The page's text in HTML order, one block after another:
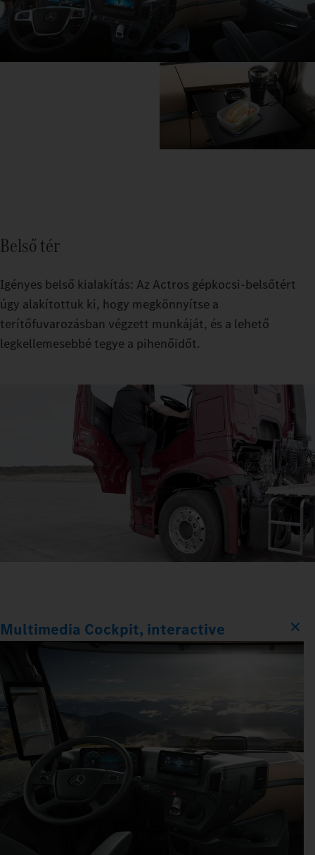
Belső tér
Igényes belső kialakítás: Az Actros gépkocsi-belsőtért
úgy alakítottuk ki, hogy megkönnyítse a
terítőfuvarozásban végzett munkáját, és a lehető
legkellemesebbé tegye a pihenőidőt.
Multimedia Cockpit, interactive